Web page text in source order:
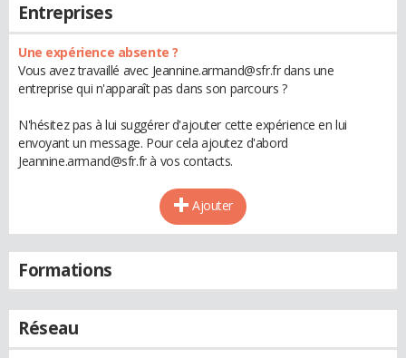
Entreprises
Une expérience absente ?
Vous avez travaillé avec Jeannine.armand@sfr.fr dans une
entreprise qui n'apparaît pas dans son parcours ?
N'hésitez pas à lui suggérer d'ajouter cette expérience en lui
envoyant un message. Pour cela ajoutez d'abord
Jeannine.armand@sfr.fr à vos contacts.
Ajouter
Formations
Réseau